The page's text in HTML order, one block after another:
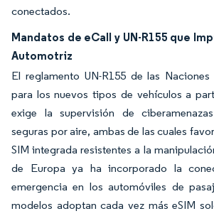
conectados.
Mandatos de eCall y UN-R155 que
Automotriz
El reglamento UN-R155 de las
para los nuevos tipos de vehículos a
exige la supervisión de
seguras por aire, ambas de las cuales
SIM integrada resistentes a la
de Europa ya ha incorporado la
emergencia en los automóviles de
modelos adoptan cada vez más eSIM